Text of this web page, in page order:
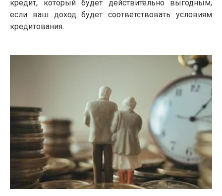
кредит, который будет действительно выгодным,
если ваш доход будет соответствовать условиям
кредитования.